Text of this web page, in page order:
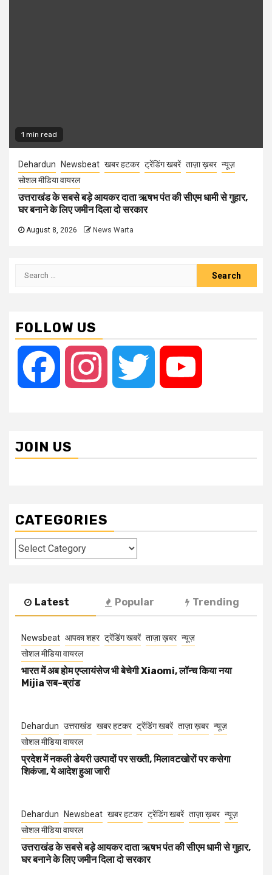
1 min read
Dehardun Newsbeat खबर हटकर ट्रेंडिंग खबरें ताज़ा ख़बर न्यूज़
सोशल मीडिया वायरल
उत्तराखंड के सबसे बड़े आयकर दाता ऋषभ पंत की सीएम धामी से गुहार,
घर बनाने के लिए जमीन दिला दो सरकार
August 8, 2026 News Warta
Search
FOLLOW US
Facebook Instagram Twitter
JOIN US
CATEGORIES
Categories
Latest Popular Trending
Newsbeat आपका शहर ट्रेंडिंग खबरें ताज़ा ख़बर न्यूज़
सोशल मीडिया वायरल
भारत में अब होम एप्लायंसेज भी बेचेगी Xiaomi, लॉन्च किया नया
Mijia सब-ब्रांड
Dehardun उत्तराखंड खबर हटकर ट्रेंडिंग खबरें ताज़ा ख़बर न्यूज़
सोशल मीडिया वायरल
प्रदेश में नकली डेयरी उत्पादों पर सख्ती, मिलावटखोरों पर कसेगा
शिकंजा, ये आदेश हुआ जारी
Dehardun Newsbeat खबर हटकर ट्रेंडिंग खबरें ताज़ा ख़बर न्यूज़
सोशल मीडिया वायरल
उत्तराखंड के सबसे बड़े आयकर दाता ऋषभ पंत की सीएम धामी से गुहार,
घर बनाने के लिए जमीन दिला दो सरकार